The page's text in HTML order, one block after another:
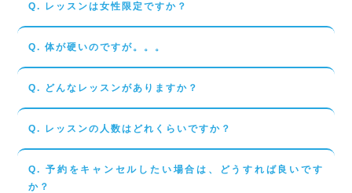
Q. レッスンは女性限定ですか？
Q. 体が硬いのですが。。。
Q. どんなレッスンがありますか？
Q. レッスンの人数はどれくらいですか？
Q. 予約をキャンセルしたい場合は、どうすれば良いです
か？